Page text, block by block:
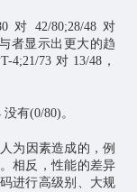
对 42/80;28/48 对
者显示出更大的趋
4;21/73 对 13/48，
有(0/80)。
为因素造成的，例
相反，性能的差异
进行高级别、大规